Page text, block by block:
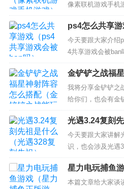
像素联机游戏手机
有所帮助，不要忘
1、好玩的像素类
色？ 2、十大耐玩
游戏 好玩的像素类
色？ 像素风格...
ps4怎么共享
吗）
今天要跟大家介绍
4共享游戏会被ban
题！本文目录一览
享买的游戏和存档
共享一个港服账号
吗 4、家里两个小
金铲铲之战福
铲之战能玩福
我将分享金铲铲之
给你们，也会有金
望可以解决你们现
云顶金铲铲阵容推
3、《金铲铲之战
铲之战阵容推荐 云
容推荐...
光遇3.24复刻
先祖）
今天要跟大家讲解
识，也会涉及光遇
决方案！ 本文目
刻的先祖在哪 2、
3、光遇中复刻先
星力电玩捕鱼
本篇文章给大家谈